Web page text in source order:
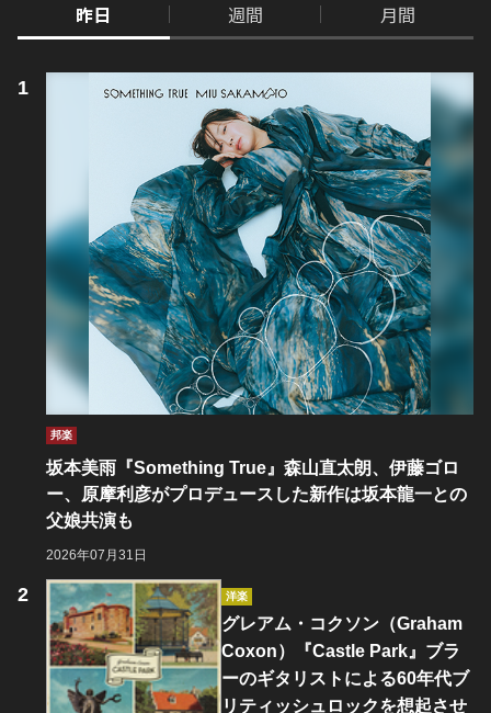
昨日 週間 月間
邦楽
坂本美雨『Something True』森山直太朗、伊藤ゴロ
ー、原摩利彦がプロデュースした新作は坂本龍一との
父娘共演も
2026年07月31日
洋楽
グレアム・コクソン（Graham
Coxon）『Castle Park』ブラ
ーのギタリストによる60年代ブ
リティッシュロックを想起させ